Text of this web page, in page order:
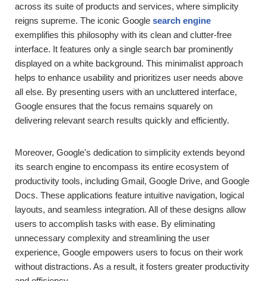
across its suite of products and services, where simplicity
reigns supreme. The iconic Google search engine
exemplifies this philosophy with its clean and clutter-free
interface. It features only a single search bar prominently
displayed on a white background. This minimalist approach
helps to enhance usability and prioritizes user needs above
all else. By presenting users with an uncluttered interface,
Google ensures that the focus remains squarely on
delivering relevant search results quickly and efficiently.
Moreover, Google's dedication to simplicity extends beyond
its search engine to encompass its entire ecosystem of
productivity tools, including Gmail, Google Drive, and Google
Docs. These applications feature intuitive navigation, logical
layouts, and seamless integration. All of these designs allow
users to accomplish tasks with ease. By eliminating
unnecessary complexity and streamlining the user
experience, Google empowers users to focus on their work
without distractions. As a result, it fosters greater productivity